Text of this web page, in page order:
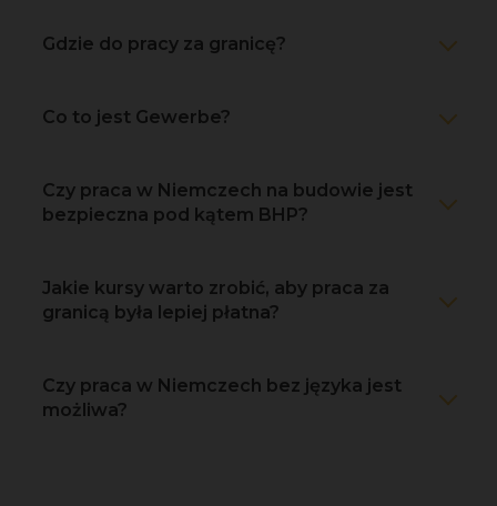
Gdzie do pracy za granicę?
Co to jest Gewerbe?
Czy praca w Niemczech na budowie jest
bezpieczna pod kątem BHP?
Jakie kursy warto zrobić, aby praca za
granicą była lepiej płatna?
Czy praca w Niemczech bez języka jest
możliwa?